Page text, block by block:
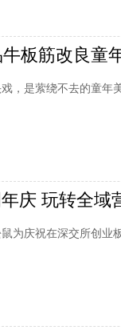
板筋改良童
，是萦绕不去的童年
庆 玩转全域
为庆祝在深交所创业